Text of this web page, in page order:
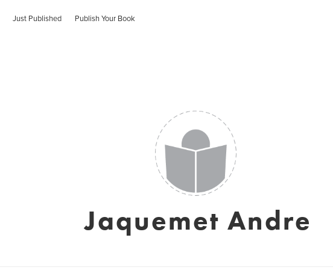
Just Published Publish Your Book
Jaquemet Andre